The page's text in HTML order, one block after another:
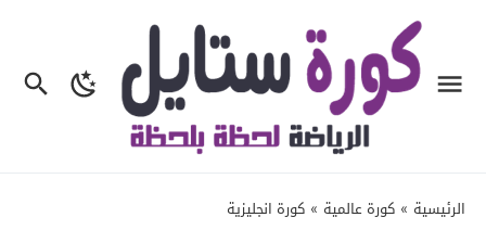
الرئيسية » كورة عالمية » كورة انجليزية